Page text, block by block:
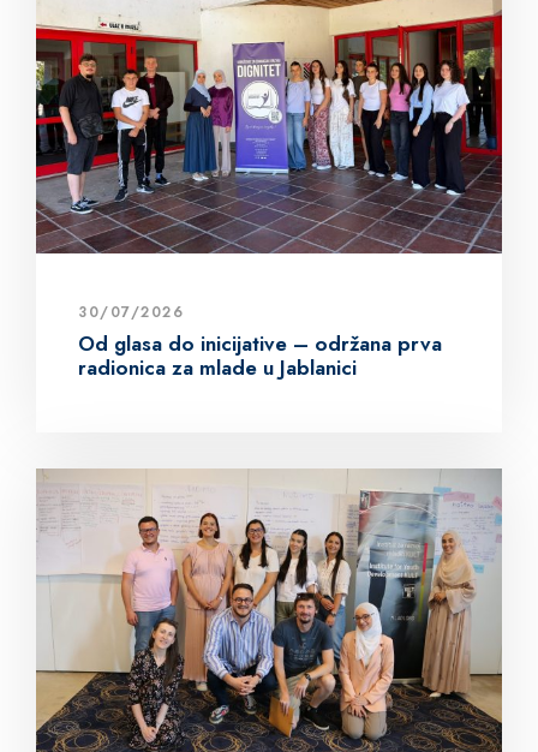
30/07/2026
Od glasa do inicijative – održana prva
radionica za mlade u Jablanici